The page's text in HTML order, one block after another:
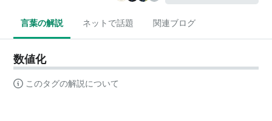
言葉の解説 ネットで話題 関連ブログ
数値化
このタグの解説について